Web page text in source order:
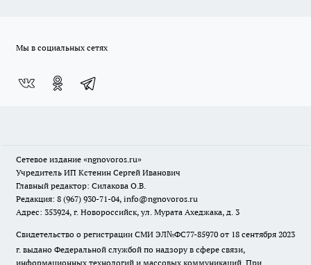
Мы в социальных сетях
Сетевое издание «ngnovoros.ru»
Учредитель ИП Кстенин Сергей Иванович
Главный редактор: Силакова О.В.
Редакция: 8 (967) 930-71-04, info@ngnovoros.ru
Адрес: 353924, г. Новороссийск, ул. Мурата Ахеджака, д. 3
Свидетельство о регистрации СМИ ЭЛ№ФС77-85970 от 18 сентября 2023
г. выдано Федеральной службой по надзору в сфере связи,
информационных технологий и массовых коммуникаций. При